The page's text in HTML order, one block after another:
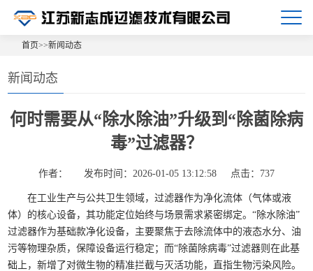
首页>>新闻动态
新闻动态
何时需要从“除水除油”升级到“除菌除病
毒”过滤器？
作者： 发布时间：2026-01-05 13:12:58 点击：737
在工业生产与公共卫生领域，过滤器作为净化流体（气体或液
体）的核心设备，其功能定位始终与场景需求紧密绑定。“除水除油”
过滤器作为基础款净化设备，主要聚焦于去除流体中的液态水分、油
污等物理杂质，保障设备运行稳定；而“除菌除病毒”过滤器则在此基
础上，新增了对微生物的精准拦截与灭活功能，直指生物污染风险。